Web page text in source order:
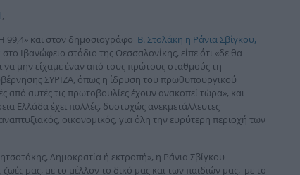
,
99,4» και στον δημοσιογράφο Β. Στολάκη η Ράνια Σβίγκου,
στο Ιβανώφειο στάδιο της Θεσσαλονίκης, είπε ότι «δε θα
μην είχαμε έναν από τους πρώτους σταθμούς τη
ΣΥΡΙΖΑ, όπως η ίδρυση του πρωθυπουργικού
από αυτές τις πρωτοβουλίες έχουν ανακοπεί τώρα», και
Ελλάδα έχει πολλές, δυστυχώς ανεκμετάλλευτες
οικονομικός, για όλη την ευρύτερη περιοχή των
Δημοκρατία ή εκτροπή», η Ράνια Σβίγκου
μας, με το μέλλον το δικό μας και των παιδιών μας, με το